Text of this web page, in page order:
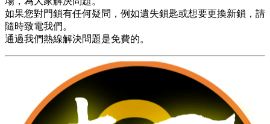
如果您對門鎖有任何疑問，例如遺失鎖匙或想要更換新鎖，請
隨時致電我們。
通過我們熱線解決問題是免費的。